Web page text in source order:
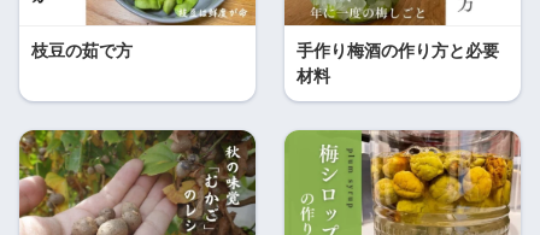
枝豆の茹で方
手作り梅酒の作り方と必要
材料